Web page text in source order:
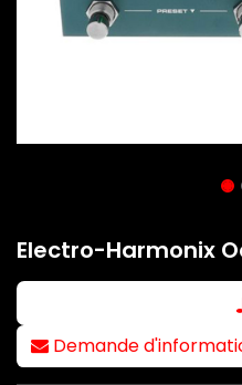
Electro-Harmonix
Demande